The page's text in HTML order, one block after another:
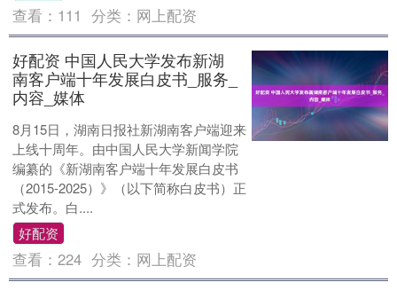
查看： 111 分类： 网上配资
好配资 中国人民大学发布新湖
南客户端十年发展白皮书_服务_
内容_媒体
8月15日，湖南日报社新湖南客户端迎来
上线十周年。由中国人民大学新闻学院
编纂的《新湖南客户端十年发展白皮书
（2015-2025）》（以下简称白皮书）正
式发布。白....
好配资
查看：224 分类： 网上配资